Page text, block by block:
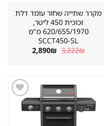
מקרר שתייה שחור עומד דלת
זכוכית 450 ליטר,
620/655/1970 מ"מ
SCCT450-SL
3,222 המחיר
2,890 ₪ המחיר
הנוכחי
שמור
מוצר